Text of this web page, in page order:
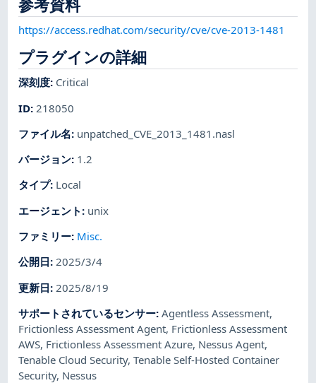
参考資料
https://access.redhat.com/security/cve/cve-2013-1481
プラグインの詳細
深刻度: Critical
ID: 218050
ファイル名: unpatched_CVE_2013_1481.nasl
バージョン: 1.2
タイプ: Local
エージェント : unix
ファミリー: Misc.
公開日:2025/3/4
更新日: 2025/8/19
サポートされているセンサー:Agentless Assessment,
Frictionless Assessment Agent, Frictionless Assessment
AWS, Frictionless Assessment Azure, Nessus Agent,
Tenable Cloud Security,Tenable Self-Hosted Container
Security, Nessus